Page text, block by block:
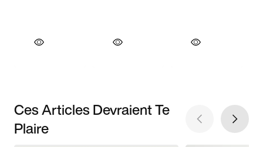
Ces Articles Devraient Te
Plaire